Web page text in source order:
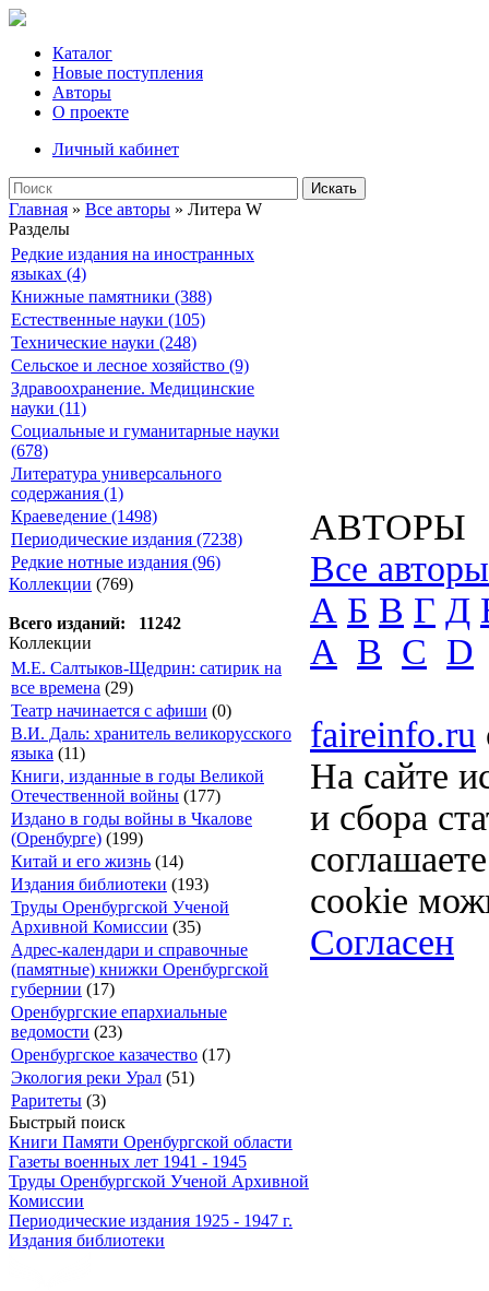
Каталог
Новые поступления
Авторы
О проекте
Личный кабинет
Искать
Главная » Все авторы » Литера W
Разделы
Редкие издания на иностранных
языках (4)
Книжные памятники (388)
Естественные науки (105)
Технические науки (248)
Сельское и лесное хозяйство (9)
Здравоохранение. Медицинские
науки (11)
Социальные и гуманитарные науки
(678)
Литература универсального
содержания (1)
Краеведение (1498)
Периодические издания (7238)
Редкие нотные издания (96)
Коллекции (769)
Всего изданий: 11242
Коллекции
М.Е. Салтыков-Щедрин: сатирик на
все времена (29)
Театр начинается с афиши (0)
В.И. Даль: хранитель великорусского
языка (11)
Книги, изданные в годы Великой
Отечественной войны (177)
Издано в годы войны в Чкалове
(Оренбурге) (199)
Китай и его жизнь (14)
Издания библиотеки (193)
Труды Оренбургской Ученой
Архивной Комиссии (35)
Адрес-календари и справочные
(памятные) книжки Оренбургской
губернии (17)
Оренбургские епархиальные
ведомости (23)
Оренбургское казачество (17)
Экология реки Урал (51)
Раритеты (3)
Быстрый поиск
Книги Памяти Оренбургской области
Газеты военных лет 1941 - 1945
Труды Оренбургской Ученой Архивной
Комиссии
Периодические издания 1925 - 1947 г.
Издания библиотеки
АВТОРЫ
Все авторы
А Б В Г Д
A B C D
faireinfo.ru
На сайте
и сбора
cookie
Согласен